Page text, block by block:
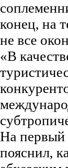
конец, на
не все
«В
На первый
пояснил,